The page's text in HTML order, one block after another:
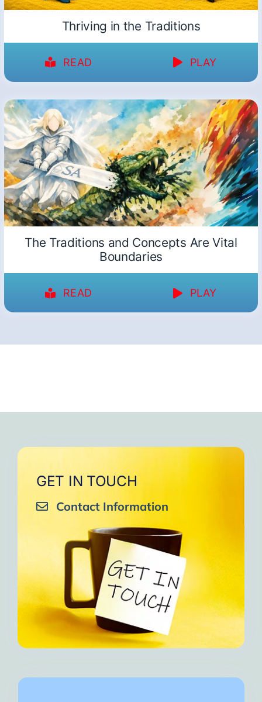
Thriving in the Traditions
READ PLAY
The Traditions and Concepts Are Vital
Boundaries
READ PLAY
GET IN TOUCH
Contact Information